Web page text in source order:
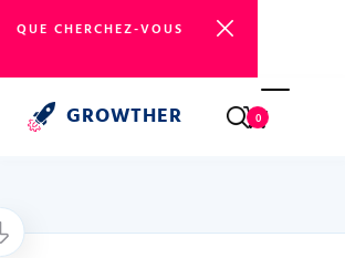
GROWTHER 0